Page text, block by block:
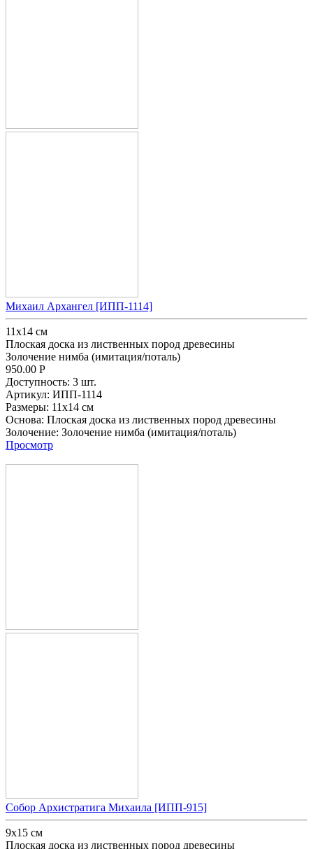
Михаил Архангел [ИПП-1114]
11х14 см
Плоская доска из лиственных пород древесины
Золочение нимба (имитация/поталь)
950.00 Р
Доступность: 3 шт.
Артикул: ИПП-1114
Размеры: 11х14 см
Основа: Плоская доска из лиственных пород древесины
Золочение: Золочение нимба (имитация/поталь)
Просмотр
Собор Архистратига Михаила [ИПП-915]
9х15 см
Плоская доска из лиственных пород древесины